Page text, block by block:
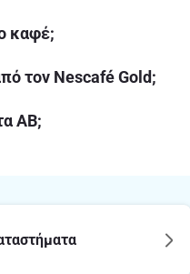
καφέ;
τον Nescafé Gold;
ΑΒ;